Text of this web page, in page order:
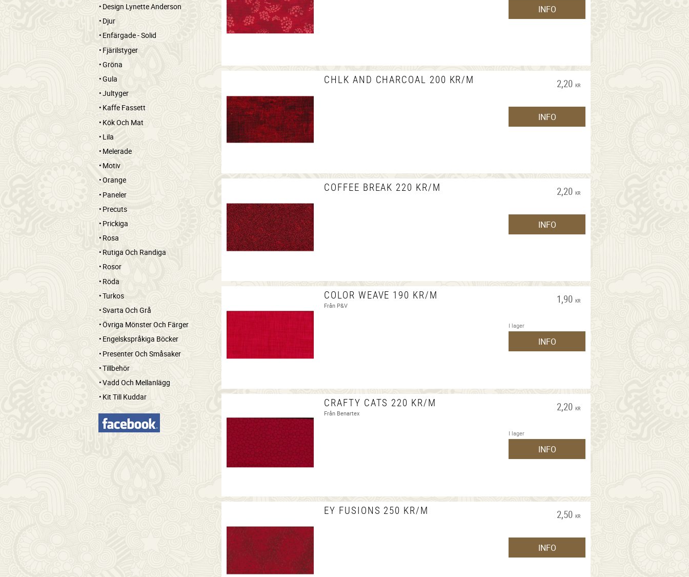
INFO
CHLK AND CHARCOAL 200 KR/M 2,20 KR
INFO
COFFEE BREAK 220 KR/M 2,20 KR
INFO
COLOR WEAVE 190 KR/M
Från P&V 1,90 KR
I lager
INFO
CRAFTY CATS 220 KR/M
Från Benartex 2,20 KR
I lager
INFO
EY FUSIONS 250 KR/M 2,50 KR
INFO
Design Lynette Anderson
Djur
Enfärgade - Solid
Fjärilstyger
Gröna
Gula
Jultyger
Kaffe Fassett
Kök Och Mat
Lila
Melerade
Motiv
Orange
Paneler
Precuts
Prickiga
Rosa
Rutiga Och Randiga
Rosor
Röda
Turkos
Svarta Och Grå
Övriga Mönster Och Färger
Engelskspråkiga Böcker
Presenter Och Småsaker
Tillbehör
Vadd Och Mellanlägg
Kit Till Kuddar